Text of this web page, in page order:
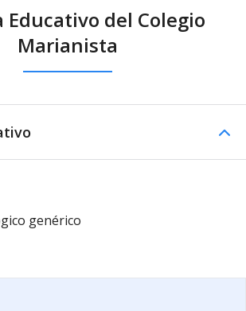
Educativo del Colegio
Marianista
genérico